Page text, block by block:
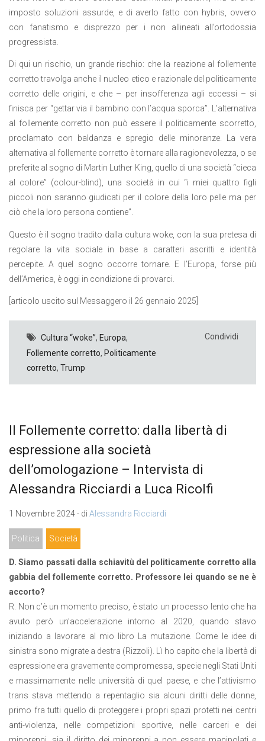
imposto soluzioni assurde, e di averlo fatto con hybris, ovvero
con fanatismo e disprezzo per i non allineati all’ortodossia
progressista.
Di qui un rischio, un grande rischio: che la reazione al follemente
corretto travolga anche il nucleo etico e razionale del politicamente
corretto delle origini, e che – per insofferenza agli eccessi – si
finisca per “gettar via il bambino con l’acqua sporca”. L’alternativa
al follemente corretto non può essere il politicamente scorretto,
proclamato con baldanza e spregio delle minoranze. La vera
alternativa al follemente corretto è tornare alla ragionevolezza, o se
preferite al sogno di Martin Luther King, quello di una società “cieca
al colore” (colour-blind), una società in cui “i miei quattro figli
piccoli non saranno giudicati per il colore della loro pelle ma per
ciò che la loro persona contiene”.
Questo è il sogno tradito dalla cultura woke, con la sua pretesa di
regolare la vita sociale in base a caratteri ascritti e identità
percepite. A quel sogno occorre tornare. E l’Europa, forse più
dell’America, è oggi in condizione di provarci.
[articolo uscito sul Messaggero il 26 gennaio 2025]
Cultura “woke”, Europa,
Follemente corretto, Politicamente
corretto, Trump
Condividi
Il Follemente corretto: dalla libertà di
espressione alla società
dell’omologazione – Intervista di
Alessandra Ricciardi a Luca Ricolfi
1 Novembre 2024 - di Alessandra Ricciardi
Politica Società
D. Siamo passati dalla schiavitù del politicamente corretto alla
gabbia del follemente corretto. Professore lei quando se ne è
accorto?
R. Non c’è un momento preciso, è stato un processo lento che ha
avuto però un’accelerazione intorno al 2020, quando stavo
iniziando a lavorare al mio libro La mutazione. Come le idee di
sinistra sono migrate a destra (Rizzoli). Lì ho capito che la libertà di
espressione era gravemente compromessa, specie negli Stati Uniti
e massimamente nelle università di quel paese, e che l’attivismo
trans stava mettendo a repentaglio sia alcuni diritti delle donne,
primo fra tutti quello di proteggere i propri spazi protetti nei centri
anti-violenza, nelle competizioni sportive, nelle carceri e dei